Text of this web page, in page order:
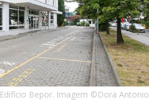
Edifício Bepor. Imagem ©Dora Antonio